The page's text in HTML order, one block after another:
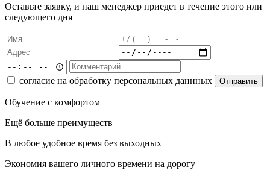
Оставьте заявку, и наш менеджер приедет в течение этого или
следующего дня
согласие на обработку персональных даннных Отправить
Обучение с комфортом
Ещё больше преимуществ
В любое удобное время без выходных
Экономия вашего личного времени на дорогу